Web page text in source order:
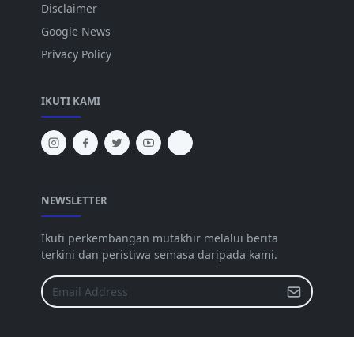
Disclaimer
Google News
Privacy Policy
IKUTI KAMI
NEWSLETTER
Ikuti perkembangan mutakhir melalui berita
terkini dan peristiwa semasa daripada kami.